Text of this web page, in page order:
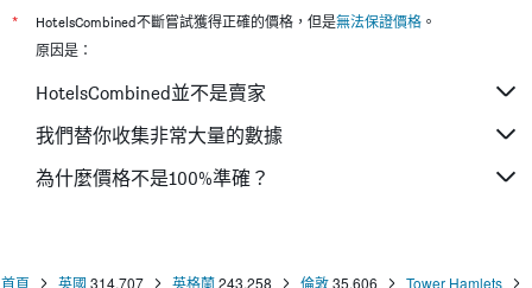
尤斯頓廣場酒店
倫敦國王十字皇家蘇格蘭遊客酒店
倫敦國王十字- 聖潘克拉斯A點酒店
泰維斯托克飯店
克萊斯特菲爾德酒店
* HotelsCombined不斷嘗試獲得正確的價格，但是無法保證價格 。
原因是：
HotelsCombined並不是賣家
我們替你收集非常大量的數據
為什麼價格不是100%準確？
首頁 英國 314,707 英格蘭243,258 倫敦35,606 Tower Hamlets